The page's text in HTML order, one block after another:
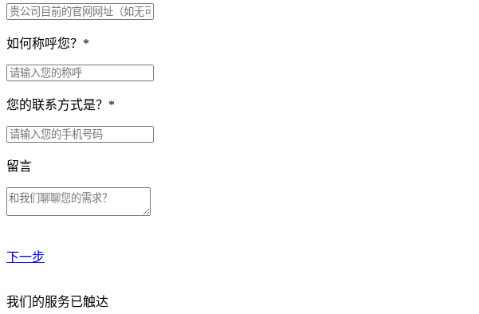
如何称呼您？ *
您的联系方式是？ *
留言
下一步
贵公司预算范围是？
我们的服务已触达